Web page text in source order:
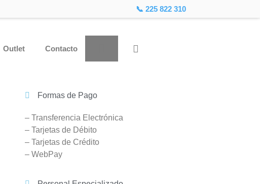
📞 225 822 310
Outlet Contacto
Formas de Pago
– Transferencia Electrónica
– Tarjetas de Débito
– Tarjetas de Crédito
– WebPay